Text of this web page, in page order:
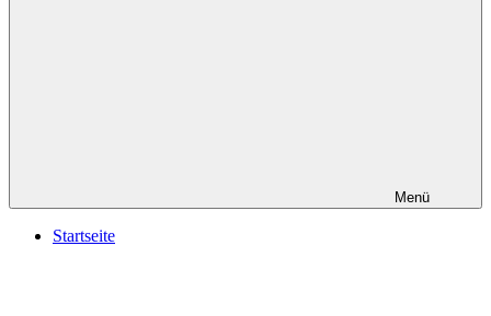
Menü
Startseite